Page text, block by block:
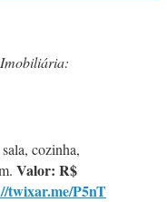
Imobiliária:
cozinha,
Valor: R$
twixar.me/P5nT